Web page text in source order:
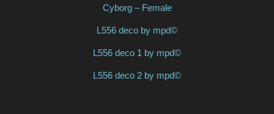
Cyborg – Female
L556 deco by mpd©
L556 deco 1 by mpd©
L556 deco 2 by mpd©